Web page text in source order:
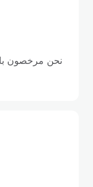
نحن مرخصون